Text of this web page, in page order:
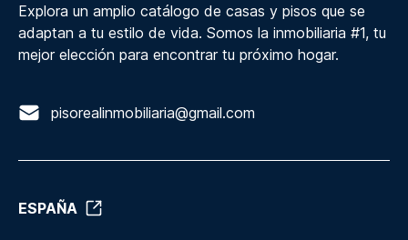
Explora un amplio catálogo de casas y pisos que se
adaptan a tu estilo de vida. Somos la inmobiliaria #1, tu
mejor elección para encontrar tu próximo hogar.
pisorealinmobiliaria@gmail.com
ESPAÑA